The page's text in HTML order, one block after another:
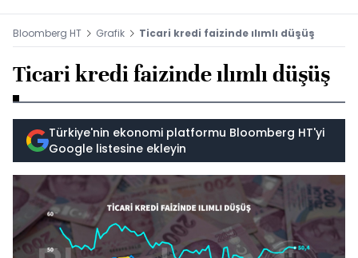
Bloomberg HT Grafik Ticari kredi faizinde ılımlı düşüş
Ticari kredi faizinde ılımlı düşüş
Türkiye'nin ekonomi platformu Bloomberg HT'yi
Google listesine ekleyin